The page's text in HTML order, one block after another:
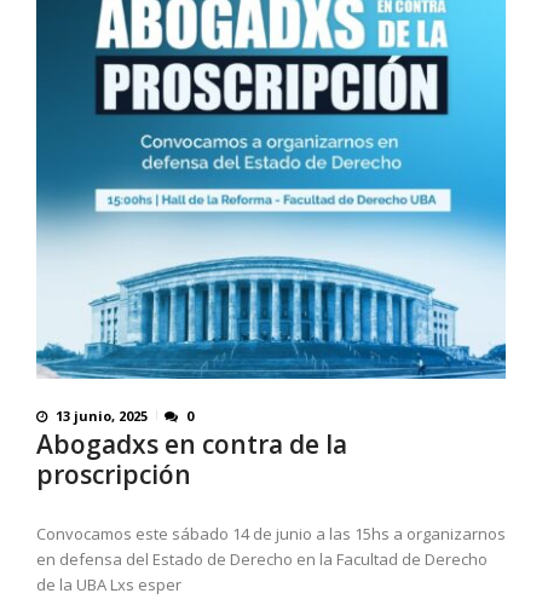
13 junio, 2025 0
Abogadxs en contra de la
proscripción
Convocamos este sábado 14 de junio a las 15hs a organizarnos
en defensa del Estado de Derecho en la Facultad de Derecho
de la UBA Lxs esper